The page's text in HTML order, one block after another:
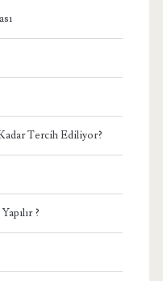
Tercih Ediliyor?
?